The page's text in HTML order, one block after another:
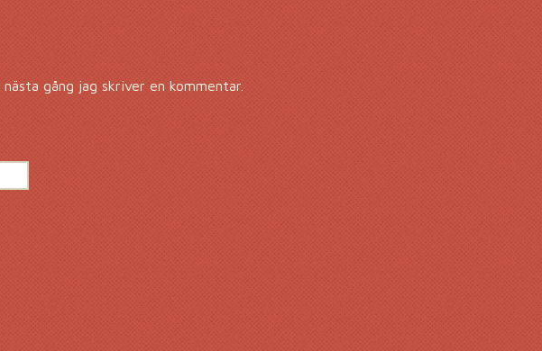
gång jag skriver en kommentar.